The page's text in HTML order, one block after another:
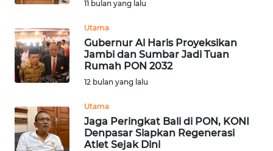
11 bulan yang lalu
Utama
Gubernur Al Haris Proyeksikan
Jambi dan Sumbar Jadi Tuan
Rumah PON 2032
12 bulan yang lalu
Utama
Jaga Peringkat Bali di PON, KONI
Denpasar Siapkan Regenerasi
Atlet Sejak Dini
WN
SAMOSIR
PADANG
LAWAS